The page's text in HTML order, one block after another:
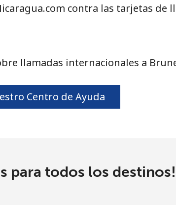
285 min por ⁦$10⁩
contra las tarjetas de
llamadas internacionales a
Centro de Ayuda
para todos los destinos!